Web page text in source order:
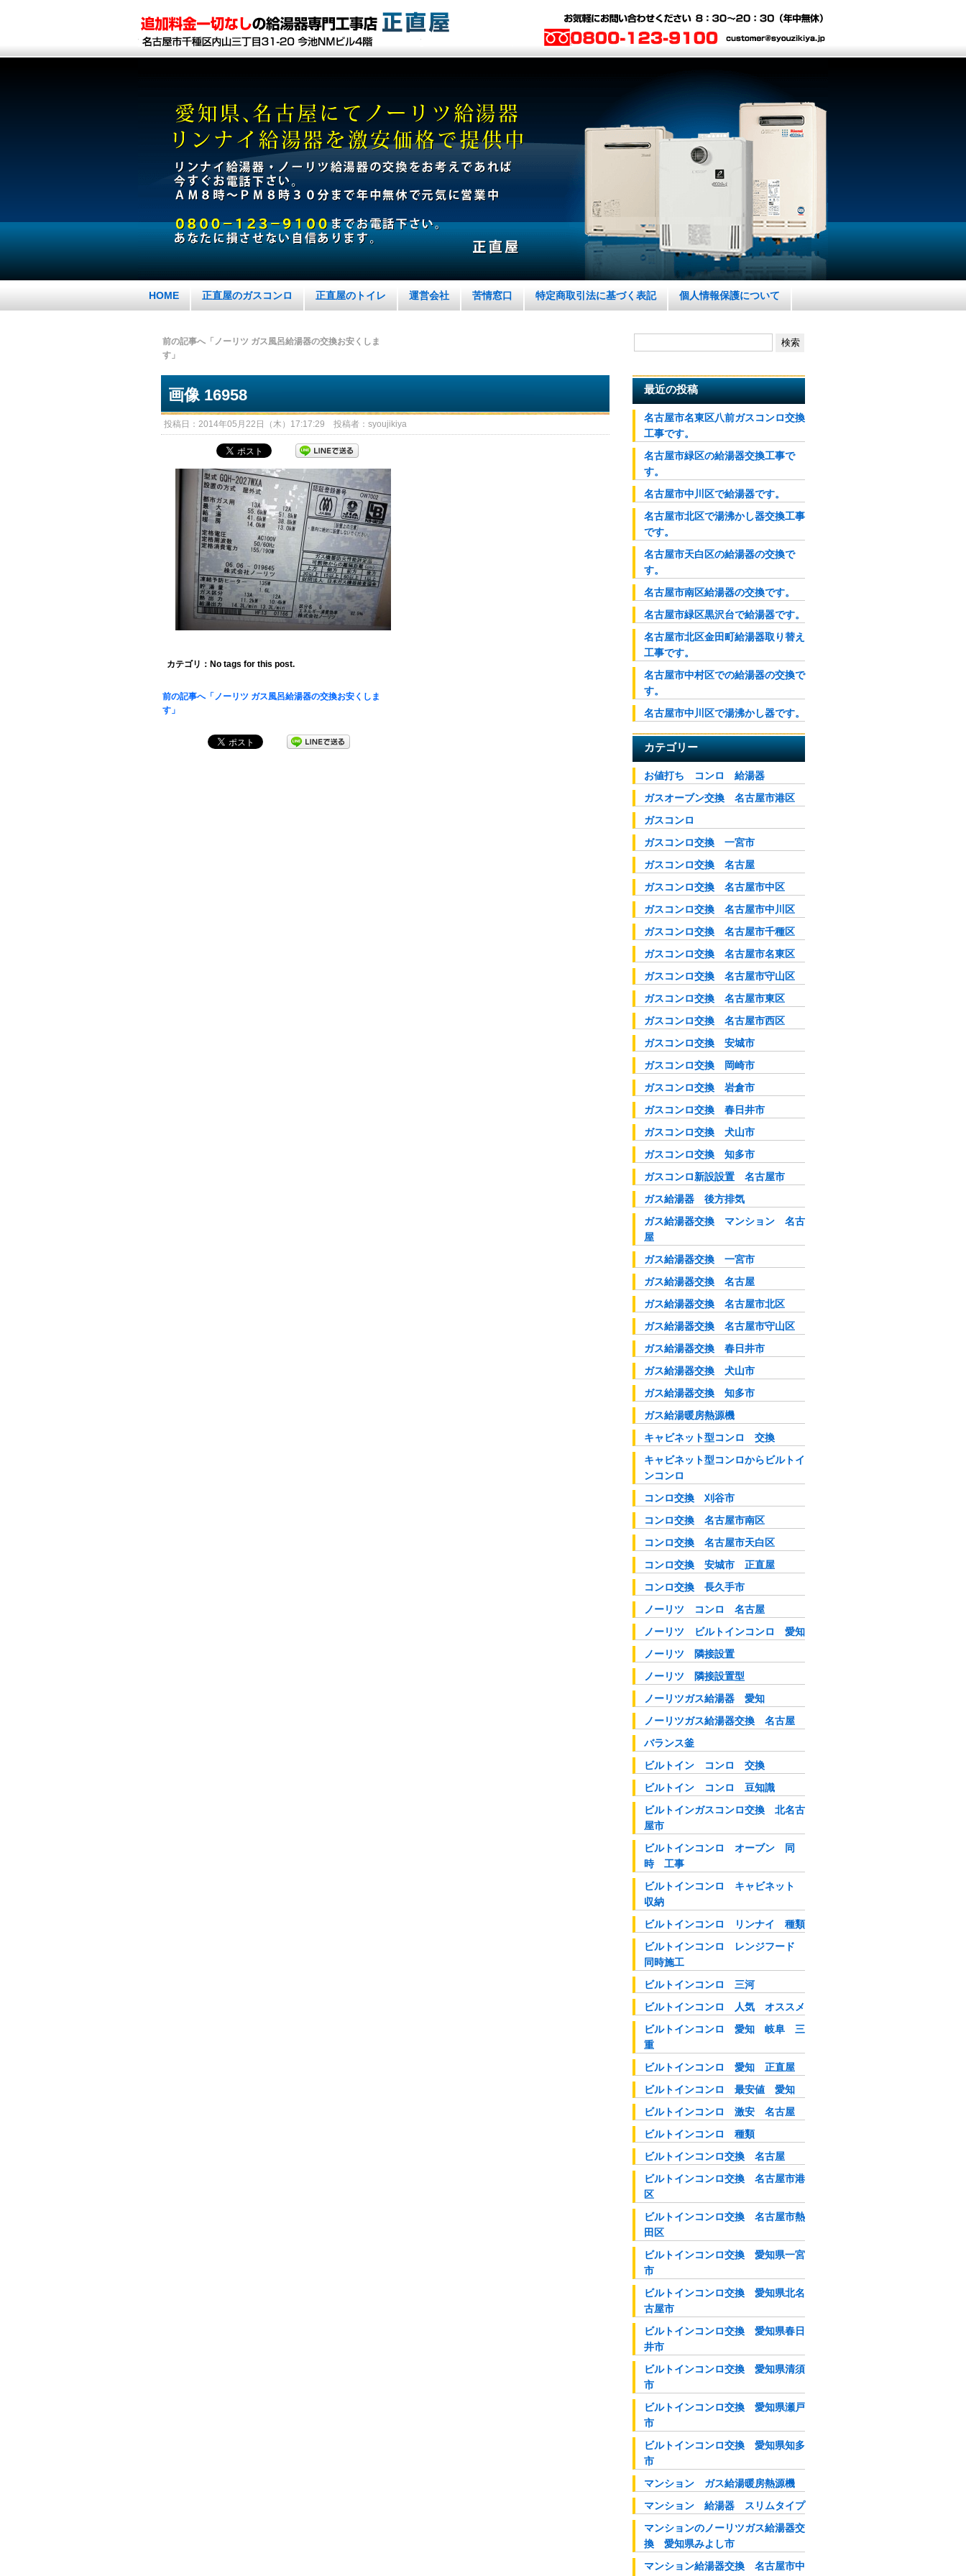
HOME 正直屋のガスコンロ 正直屋のトイレ 運営会社 苦情窓口 特定商取引法に基づく表記 個人情報保護について
前の記事へ「ノーリツ ガス風呂給湯器の交換お安くしま
す」
画像 16958
投稿日：2014年05月22日（木）17:17:29 投稿者：syoujikiya
カテゴリ：No tags for this post.
前の記事へ「ノーリツ ガス風呂給湯器の交換お安くしま
す」
最近の投稿
名古屋市名東区八前ガスコンロ交換
工事です。
名古屋市緑区の給湯器交換工事で
す。
名古屋市中川区で給湯器です。
名古屋市北区で湯沸かし器交換工事
です。
名古屋市天白区の給湯器の交換で
す。
名古屋市南区給湯器の交換です。
名古屋市緑区黒沢台で給湯器です。
名古屋市北区金田町給湯器取り替え
工事です。
名古屋市中村区での給湯器の交換で
す。
名古屋市中川区で湯沸かし器です。
カテゴリー
お値打ち コンロ 給湯器
ガスオーブン交換 名古屋市港区
ガスコンロ
ガスコンロ交換 一宮市
ガスコンロ交換 名古屋
ガスコンロ交換 名古屋市中区
ガスコンロ交換 名古屋市中川区
ガスコンロ交換 名古屋市千種区
ガスコンロ交換 名古屋市名東区
ガスコンロ交換 名古屋市守山区
ガスコンロ交換 名古屋市東区
ガスコンロ交換 名古屋市西区
ガスコンロ交換 安城市
ガスコンロ交換 岡崎市
ガスコンロ交換 岩倉市
ガスコンロ交換 春日井市
ガスコンロ交換 犬山市
ガスコンロ交換 知多市
ガスコンロ新設設置 名古屋市
ガス給湯器 後方排気
ガス給湯器交換 マンション 名古
屋
ガス給湯器交換 一宮市
ガス給湯器交換 名古屋
ガス給湯器交換 名古屋市北区
ガス給湯器交換 名古屋市守山区
ガス給湯器交換 春日井市
ガス給湯器交換 犬山市
ガス給湯器交換 知多市
ガス給湯暖房熱源機
キャビネット型コンロ 交換
キャビネット型コンロからビルトイ
ンコンロ
コンロ交換 刈谷市
コンロ交換 名古屋市南区
コンロ交換 名古屋市天白区
コンロ交換 安城市 正直屋
コンロ交換 長久手市
ノーリツ コンロ 名古屋
ノーリツ ビルトインコンロ 愛知
ノーリツ 隣接設置
ノーリツ 隣接設置型
ノーリツガス給湯器 愛知
ノーリツガス給湯器交換 名古屋
バランス釜
ビルトイン コンロ 交換
ビルトイン コンロ 豆知識
ビルトインガスコンロ交換 北名古
屋市
ビルトインコンロ オーブン 同
時 工事
ビルトインコンロ キャビネット
収納
ビルトインコンロ リンナイ 種類
ビルトインコンロ レンジフード
同時施工
ビルトインコンロ 三河
ビルトインコンロ 人気 オススメ
ビルトインコンロ 愛知 岐阜 三
重
ビルトインコンロ 愛知 正直屋
ビルトインコンロ 最安値 愛知
ビルトインコンロ 激安 名古屋
ビルトインコンロ 種類
ビルトインコンロ交換 名古屋
ビルトインコンロ交換 名古屋市港
区
ビルトインコンロ交換 名古屋市熱
田区
ビルトインコンロ交換 愛知県一宮
市
ビルトインコンロ交換 愛知県北名
古屋市
ビルトインコンロ交換 愛知県春日
井市
ビルトインコンロ交換 愛知県清須
市
ビルトインコンロ交換 愛知県瀬戸
市
ビルトインコンロ交換 愛知県知多
市
マンション ガス給湯暖房熱源機
マンション 給湯器 スリムタイプ
マンションのノーリツガス給湯器交
換 愛知県みよし市
マンション給湯器交換 名古屋市中